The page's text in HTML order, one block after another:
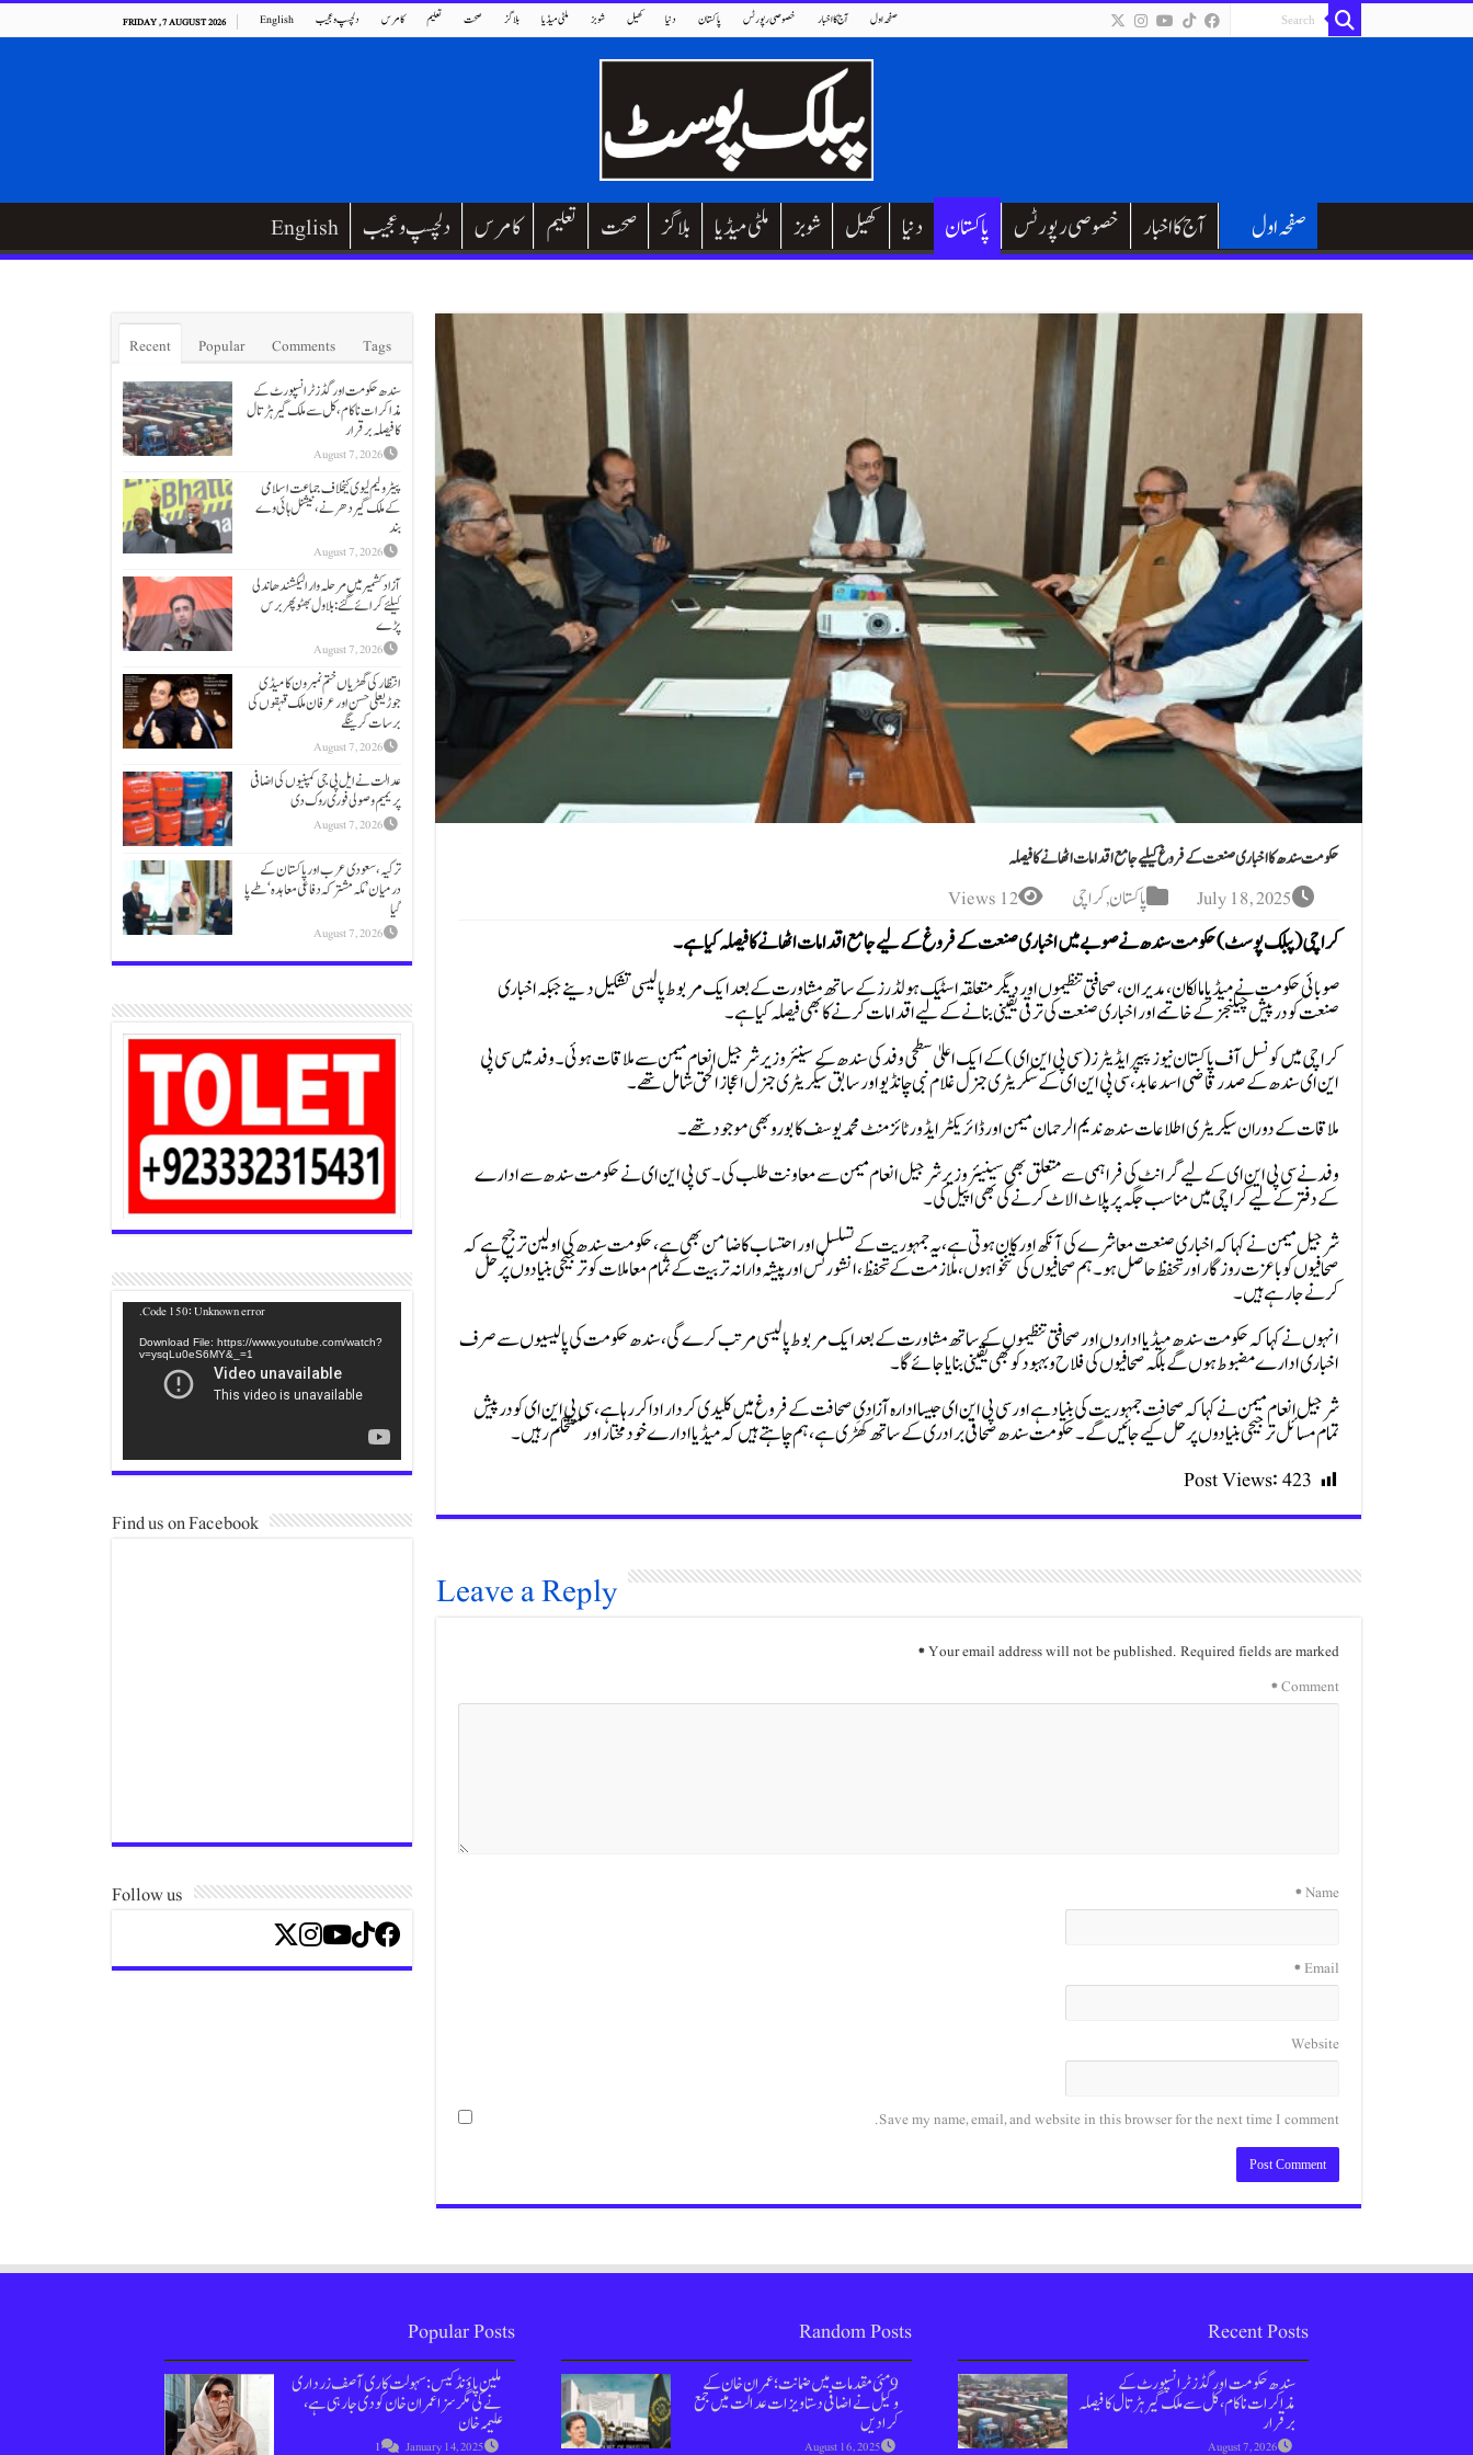
FRIDAY , 7 AUGUST 2026 English دلچسپ و عجیب کامرس تعلیم صحت بلاگز ملٹی میڈیا شوبز کھیل دنیا پاکستان خصوصی رپورٹس آج کا اخبار صفحہ اول
English دلچسپ و عجیب کامرس تعلیم صحت بلاگز ملٹی میڈیا شوبز کھیل دنیا پاکستان خصوصی رپورٹس آج کا اخبار صفحہ اول
حکومت سندھ کا اخباری صنعت کے فروغ کیلیے جامع اقدامات اٹھانے کا فیصلہ
July 18, 2025 پاکستان,کراچی 12 Views
کراچی(پبلک پوسٹ)حکومت سندھ نے صوبے میں اخباری صنعت کے فروغ کے لیے جامع اقدامات اٹھانے کا فیصلہ کیا ہے۔
صوبائی حکومت نے میڈیا مالکان، مدیران، صحافتی تنظیموں اور دیگر متعلقہ اسٹیک ہولڈرز کے ساتھ مشاورت کے بعد ایک مربوط پالیسی تشکیل دینے جبکہ اخباری
صنعت کو درپیش چیلنجز کے خاتمے اور اخباری صنعت کی ترقی یقینی بنانے کے لیے اقدامات کرنے کا بھی فیصلہ کیا ہے۔
کراچی میں کونسل آف پاکستان نیوز پیپر ایڈیٹرز (سی پی این ای) کے ایک اعلیٰ سطحی وفد کی سندھ کے سینئر وزیر شرجیل انعام میمن سے ملاقات ہوئی۔ وفد میں سی پی
این ای سندھ کے صدر قاضی اسد عابد، سی پی این ای کے سکریٹری جنرل غلام نبی چانڈیو اور سابق سیکریٹری جنرل اعجاز الحق شامل تھے۔
ملاقات کے دوران سیکریٹری اطلاعات سندھ ندیم الرحمان میمن اور ڈائریکٹر ایڈورٹائزمنٹ محمد یوسف کابورو بھی موجود تھے۔
وفد نے سی پی این ای کے لیے گرانٹ کی فراہمی سے متعلق بھی سینیئر وزیر شرجیل انعام میمن سے معاونت طلب کی۔ سی پی این ای نے حکومت سندھ سے ادارے
کے دفتر کے لیے کراچی میں مناسب جگہ پر پلاٹ الاٹ کرنے کی بھی اپیل کی۔
شرجیل میمن نے کہا کہ اخباری صنعت معاشرے کی آنکھ اور کان ہوتی ہے، یہ جمہوریت کے تسلسل اور احتساب کا ضامن بھی ہے، حکومت سندھ کی اولین ترجیح ہے کہ
صحافیوں کو باعزت روزگار اور تحفظ حاصل ہو۔ ہم صحافیوں کی تنخواہوں، ملازمت کے تحفظ، انشورنس اور پیشہ وارانہ تربیت کے تمام معاملات کو ترجیحی بنیادوں پر حل
کرنے جا رہے ہیں۔
انہوں نے کہا کہ حکومت سندھ میڈیا اداروں اور صحافتی تنظیموں کے ساتھ مشاورت کے بعد ایک مربوط پالیسی مرتب کرے گی، سندھ حکومت کی پالیسیوں سے صرف
اخباری ادارے مضبوط ہوں گے بلکہ صحافیوں کی فلاح و بہبود کو بھی یقینی بنایا جائے گا۔
شرجیل انعام میمن نے کہا کہ صحافت جمہوریت کی بنیاد ہے اور سی پی این ای جیسا ادارہ آزادیِ صحافت کے فروغ میں کلیدی کردار ادا کر رہا ہے، سی پی این ای کو درپیش
تمام مسائل ترجیحی بنیادوں پر حل کیے جائیں گے۔ حکومت سندھ صحافی برادری کے ساتھ کھڑی ہے، ہم چاہتے ہیں کہ میڈیا ادارے خودمختار اور مستحکم رہیں۔
Post Views:423
Leave a Reply
Your email address will not be published.Required fields are marked
*
Comment
*
Name
*
Email
*
Website
Save my name, email, and website in this browser for the next time I comment.
Recent Popular Comments
Tags
سندھ حکومت اور گڈز ٹرانسپورٹ کے
مذاکرات ناکام،کل سے ملک گیر ہڑتال
کا فیصلہ برقرار
August 7, 2026
پیٹرولیم لیوی کیخلاف جماعت اسلامی
کےملک گیر دھرنے، نیشنل ہائی وے
بند
August 7, 2026
آزاد کشمیر میں مرحلہ وار الیکشندھاندلی
کیلئے کرائے گئے: بلاول بھٹو پھر برس
پڑے
August 7, 2026
انتظار کی گھڑیاں ختم نمبر ون کامیڈی
جوڑیعلی حسن اور عرفان ملک قہقوں کی
برسات کرینگے
August 7, 2026
عدالت نے ایل پی جی کمپنیوں کی اضافی
پریمیم وصولی فوری روک دی
August 7, 2026
ترکیہ، سعودی عرب اور پاکستان کے
درمیان ’مکہ مشترکہ دفاعی معاہدہ‘ طے پا
گیا
August 7, 2026
Player
Code 150: Unknown error.
Download File: https://www.youtube.com/watch?
v=ysqLu0eS6MY&_=1
Find us on Facebook
Follow us
Popular Posts
ملین پاؤنڈ کیس : سہولت کاری آصف زرداری
نے کی مگر سزا عمران خان کو دی جارہی ہے،
علیمہ خان
January 14, 2025
1
Random Posts
9 مئی مقدمات میں ضمانت؛ عمران خان کے
وکیل نے اضافی دستاویزات عدالت میں جمع
کرادیں
August 16, 2025
Recent Posts
سندھ حکومت اور گڈز ٹرانسپورٹ کے
مذاکرات ناکام،کل سے ملک گیر ہڑتال کا فیصلہ
برقرار
August 7, 2026